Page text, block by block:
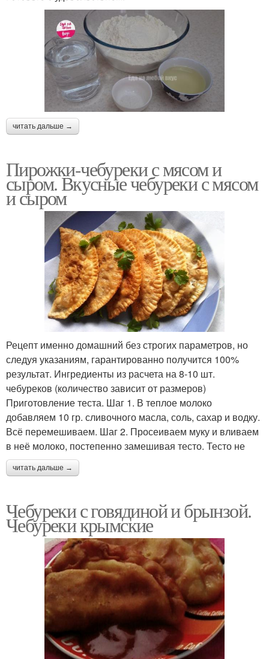
читать дальше →
Пирожки-чебуреки с мясом и
сыром. Вкусные чебуреки с мясом
и сыром
Рецепт именно домашний без строгих параметров, но
следуя указаниям, гарантированно получится 100%
результат. Ингредиенты из расчета на 8-10 шт.
чебуреков (количество зависит от размеров)
Приготовление теста. Шаг 1. В теплое молоко
добавляем 10 гр. сливочного масла, соль, сахар и водку.
Всё перемешиваем. Шаг 2. Просеиваем муку и вливаем
в неё молоко, постепенно замешивая тесто. Тесто не
читать дальше →
Чебуреки с говядиной и брынзой.
Чебуреки крымские